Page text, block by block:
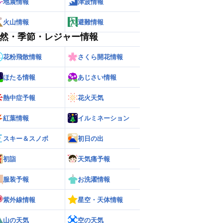
地震情報 津波情報
火山情報 避難情報
・季節・レジャー情報
花粉飛散情報 さくら開花情報
ほたる情報 あじさい情報
熱中症予報 花火天気
紅葉情報 イルミネーション
スキー＆スノボ 初日の出
初詣 天気痛予報
服装予報 お洗濯情報
紫外線情報 星空・天体情報
山の天気 空の天気